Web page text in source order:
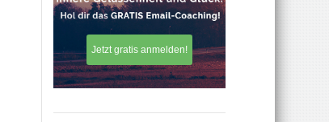
Jetzt gratis anmelden!